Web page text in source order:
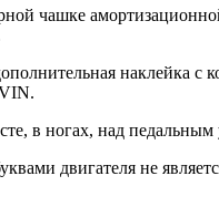
чашке
наклейка с
в ногах, над
двигателя не